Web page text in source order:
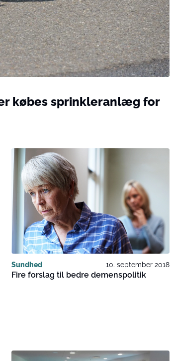
købes sprinkleranlæg for
Sundhed 10. september 2018
Fire forslag til bedre demenspolitik